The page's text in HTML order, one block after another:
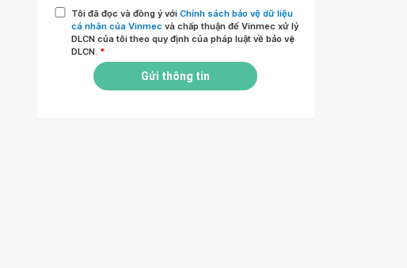
Tôi đã đọc và đồng ý với Chính sách bảo vệ dữ liệu
cá nhân của Vinmec và chấp thuận để Vinmec xử lý
DLCN của tôi theo quy định của pháp luật về bảo vệ
DLCN. *
Gửi thông tin